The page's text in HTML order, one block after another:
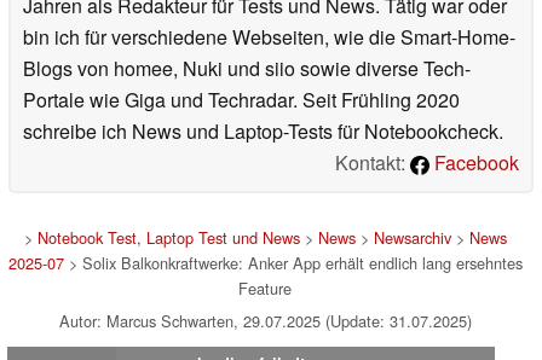
bin ich für verschiedene Webseiten, wie die Smart-Home-
Blogs von homee, Nuki und siio sowie diverse Tech-
Portale wie Giga und Techradar. Seit Frühling 2020
schreibe ich News und Laptop-Tests für Notebookcheck.
Kontakt:
Facebook
> Notebook Test, Laptop Test und News> News> Newsarchiv> News
2025-07> Solix Balkonkraftwerke: Anker App erhält endlich lang ersehntes
Feature
Autor: Marcus Schwarten, 29.07.2025 (Update: 31.07.2025)